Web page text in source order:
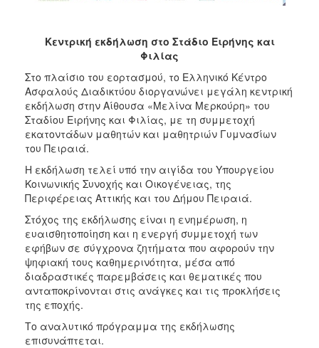
Κεντρική εκδήλωση στο Στάδιο Ειρήνης και
Φιλίας
Στο πλαίσιο του εορτασμού, το Ελληνικό Κέντρο
Ασφαλούς Διαδικτύου διοργανώνει μεγάλη κεντρική
εκδήλωση στην Αίθουσα «Μελίνα Μερκούρη» του
Σταδίου Ειρήνης και Φιλίας, με τη συμμετοχή
εκατοντάδων μαθητών και μαθητριών Γυμνασίων
του Πειραιά.
Η εκδήλωση τελεί υπό την αιγίδα του Υπουργείου
Κοινωνικής Συνοχής και Οικογένειας, της
Περιφέρειας Αττικής και του Δήμου Πειραιά.
Στόχος της εκδήλωσης είναι η ενημέρωση, η
ευαισθητοποίηση και η ενεργή συμμετοχή των
εφήβων σε σύγχρονα ζητήματα που αφορούν την
ψηφιακή τους καθημερινότητα, μέσα από
διαδραστικές παρεμβάσεις και θεματικές που
ανταποκρίνονται στις ανάγκες και τις προκλήσεις
της εποχής.
Το αναλυτικό πρόγραμμα της εκδήλωσης
επισυνάπτεται.